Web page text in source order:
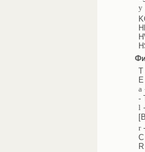
y
T
a
-
l
r-